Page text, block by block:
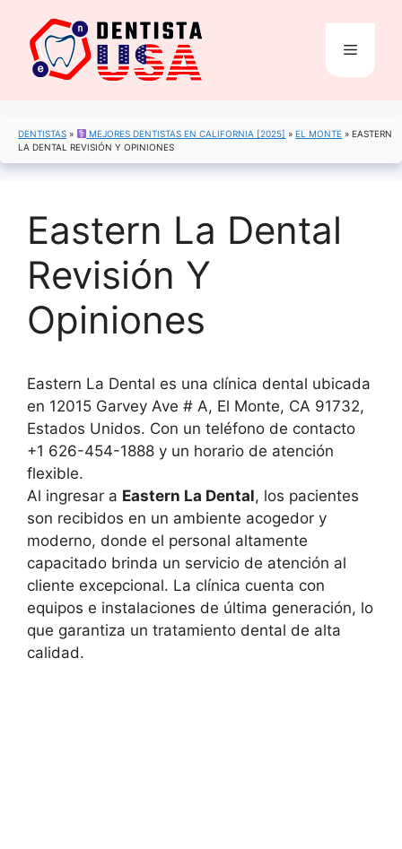
contenido
Menú
DENTISTAS » MEJORES DENTISTAS EN CALIFORNIA [2025] »EL MONTE »EASTERN
LA DENTAL REVISIÓN Y OPINIONES
Eastern La Dental
Revisión Y
Opiniones
Eastern La Dental es una clínica dental ubicada
en 12015 Garvey Ave # A, El Monte, CA 91732,
Estados Unidos. Con un teléfono de contacto
+1 626-454-1888 y un horario de atención
flexible.
Al ingresar a Eastern La Dental, los pacientes
son recibidos en un ambiente acogedor y
moderno, donde el personal altamente
capacitado brinda un servicio de atención al
cliente excepcional. La clínica cuenta con
equipos e instalaciones de última generación, lo
que garantiza un tratamiento dental de alta
calidad.